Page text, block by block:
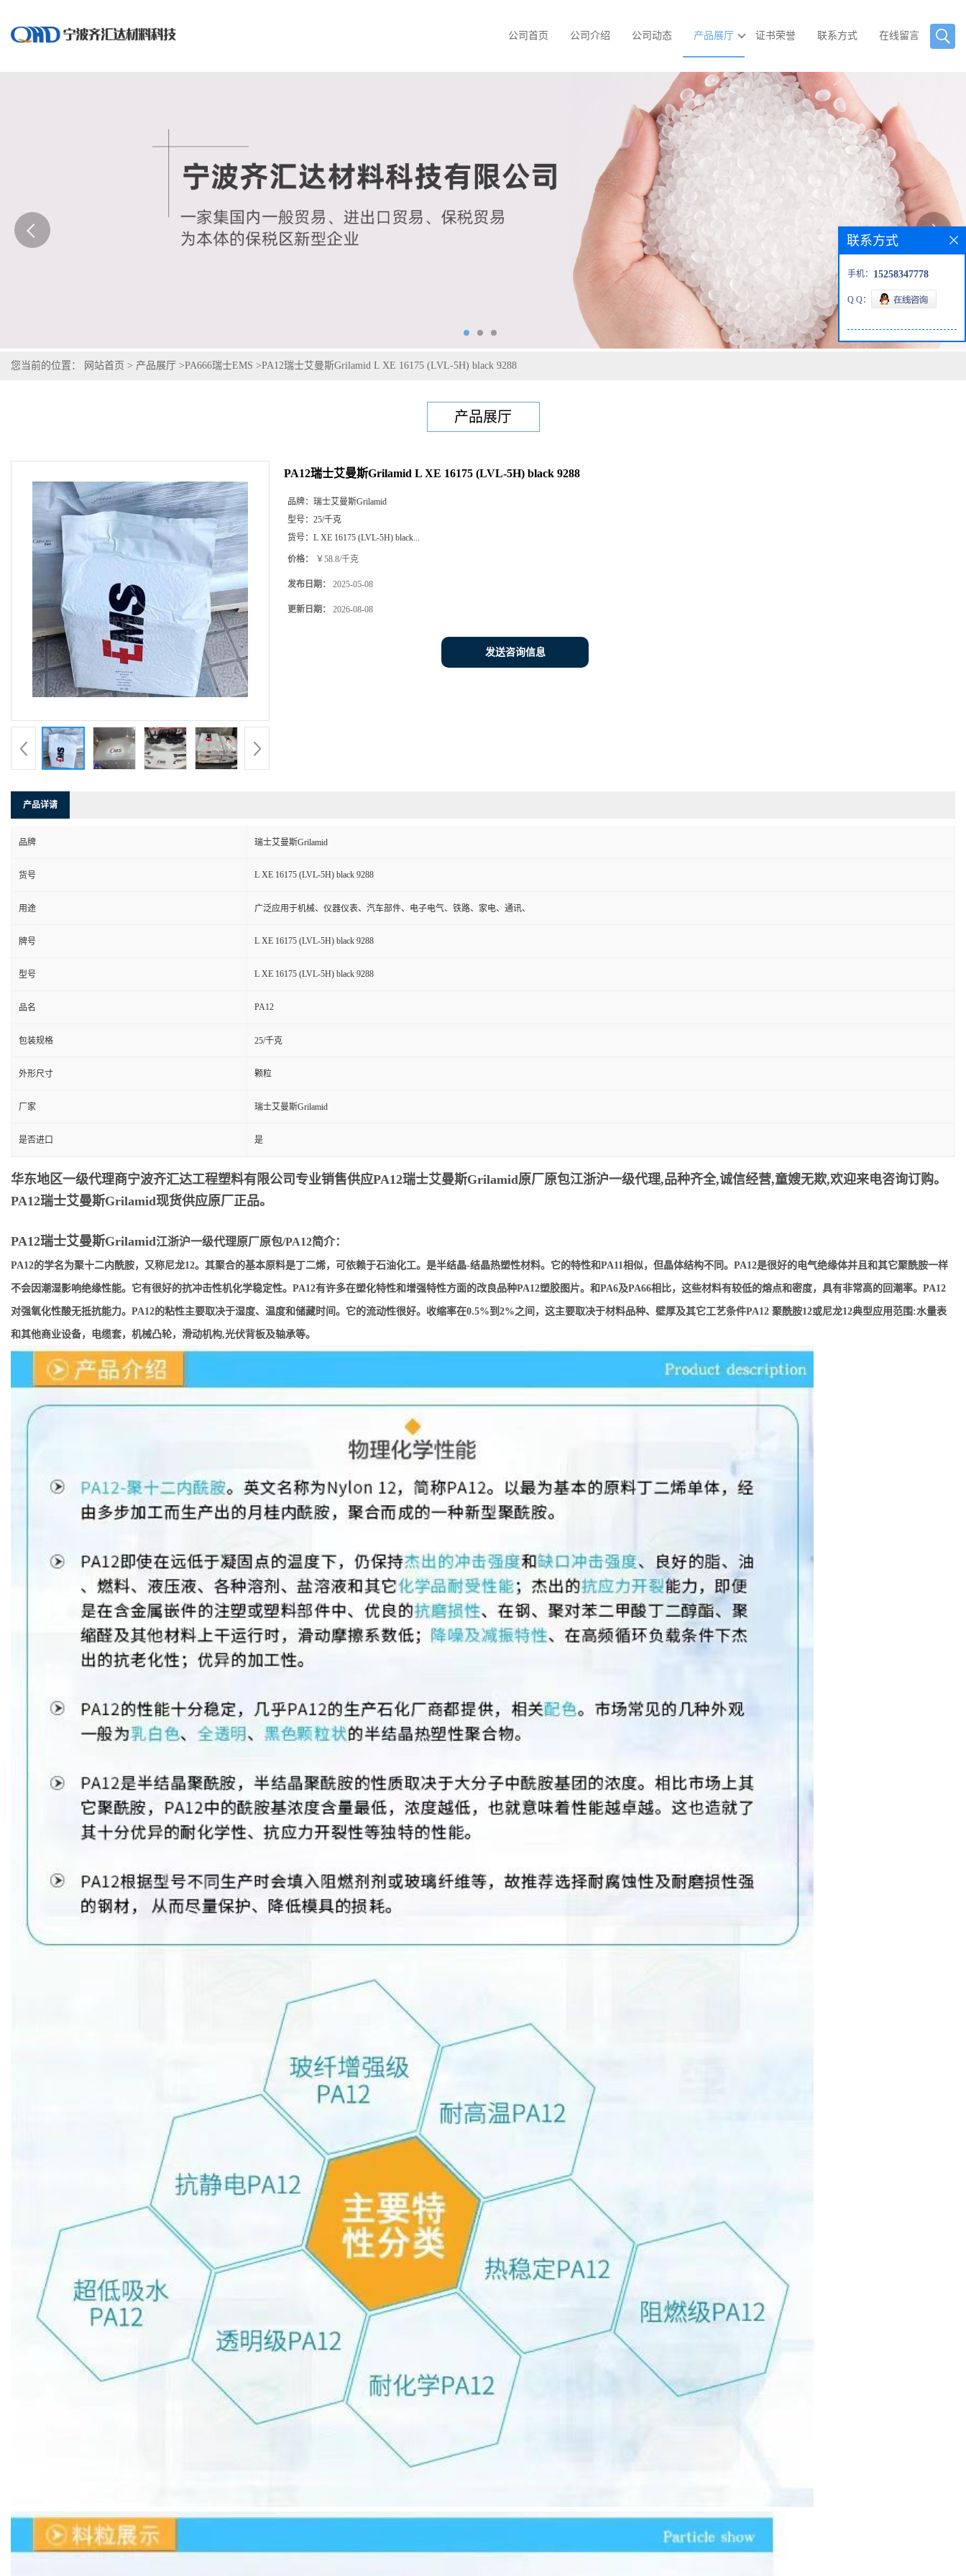
公司首页 公司介绍 公司动态 产品展厅 证书荣誉 联系方式 在线留言
您当前的位置： 网站首页 > 产品展厅 >PA666瑞士EMS >PA12瑞士艾曼斯Grilamid L XE 16175 (LVL-5H) black 9288
产品展厅
PA12瑞士艾曼斯Grilamid L XE 16175 (LVL-5H) black 9288
品牌： 瑞士艾曼斯Grilamid
型号： 25/千克
货号： L XE 16175 (LVL-5H) black...
价格： ￥58.8/千克
发布日期： 2025-05-08
更新日期： 2026-08-08
发送咨询信息
产品详请
品牌 瑞士艾曼斯Grilamid
货号 L XE 16175 (LVL-5H) black 9288
用途 广泛应用于机械、仪器仪表、汽车部件、电子电气、铁路、家电、通讯、
牌号 L XE 16175 (LVL-5H) black 9288
型号 L XE 16175 (LVL-5H) black 9288
品名 PA12
包装规格 25/千克
外形尺寸 颗粒
厂家 瑞士艾曼斯Grilamid
是否进口 是
华东地区一级代理商宁波齐汇达工程塑料有限公司专业销售供应PA12瑞士艾曼斯Grilamid原厂原包江浙沪一级代理,品种齐全,诚信经营,童嫂无欺,欢迎来电咨询订购。
PA12瑞士艾曼斯Grilamid现货供应原厂正品。
PA12瑞士艾曼斯Grilamid江浙沪一级代理原厂原包/PA12简介：
PA12的学名为聚十二内酰胺，又称尼龙12。其聚合的基本原料是丁二烯，可依赖于石油化工。是半结晶-结晶热塑性材料。它的特性和PA11相似，但晶体结构不同。PA12是很好的电气绝缘体并且和其它聚酰胺一样
不会因潮湿影响绝缘性能。它有很好的抗冲击性机化学稳定性。PA12有许多在塑化特性和增强特性方面的改良品种PA12塑胶图片。和PA6及PA66相比，这些材料有较低的熔点和密度，具有非常高的回潮率。PA12
对强氧化性酸无抵抗能力。PA12的粘性主要取决于湿度、温度和储藏时间。它的流动性很好。收缩率在0.5%到2%之间，这主要取决于材料品种、壁厚及其它工艺条件PA12 聚酰胺12或尼龙12典型应用范围:水量表
和其他商业设备，电缆套，机械凸轮，滑动机构,光伏背板及轴承等。
联系方式
手机： 15258347778
Q Q：